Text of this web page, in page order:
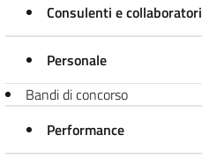
Consulenti e collaboratori
Personale
Bandi di concorso
Performance